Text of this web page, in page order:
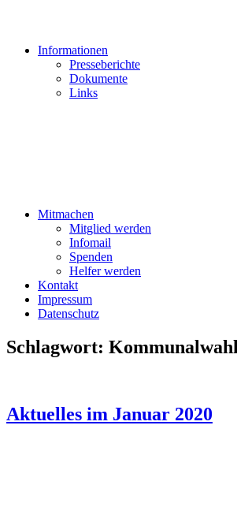
Informationen
Presseberichte
Dokumente
Links
Mitmachen
Mitglied werden
Infomail
Spenden
Helfer werden
Kontakt
Impressum
Datenschutz
Schlagwort:
Aktuelles im Januar 2020